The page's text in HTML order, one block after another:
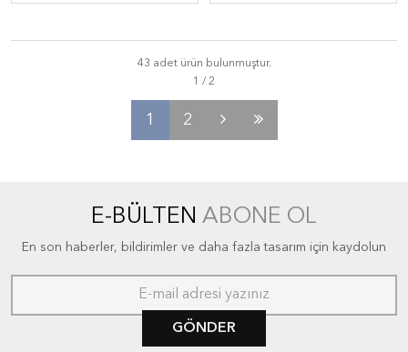
43 adet ürün bulunmuştur.
1 2
E-BÜLTEN ABONE OL
En son haberler, bildirimler ve daha fazla tasarım için kaydolun
GÖNDER